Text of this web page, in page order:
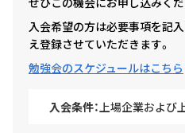
入会希望の方は必要事項を記
え登録させていただきます。
勉強会のスケジュールはこちら
入会条件：上場企業および